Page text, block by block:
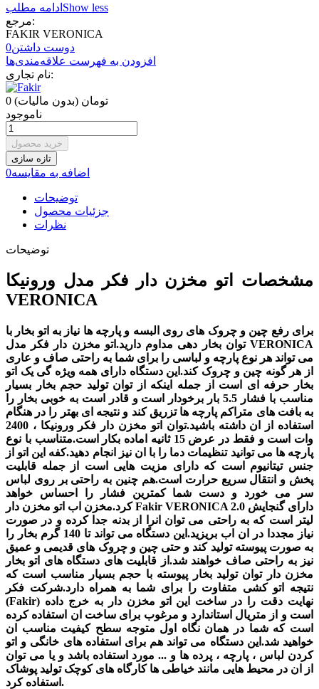
ادامه مطلب Show less
مرجع:
FAKIR VERONICA
دوست داشتن0
افزودن به فهرست علاقه‌مندی‌ها
نام تجاری:
0 تومان (بدون مالیات)
ناموجود
خرید محصول
اضافه به مقایسه0
توضیحات
جزئیات محصول
نظرات
توضیحات
مشخصات اتو مخزن دار فکر مدل ورونیکا
VERONICA
برای رفع چین و چروک های روی البسه و پارچه ها نیاز به اتو بخار با
توان بخار دهی مداوم دارید.اتو مخزن دار فکر مدل VERONICA
می تواند هر نوع پارچه و لباسی را برای شما به راحتی صاف و عاری
از هر گونه چین و چروک کند.این دستگاه دارای همه ویژه گی یک اتو
بخار حرفه ای است از جمله اینکه از توان تولید حجم بخار بسیار
مناسب با فشار 5.5 بار برخودار است و قادر است به خوبی بخار را
به بافت های متراکم پارچه ها تزریق کند و نتیجه ای بهتر را در هنگام
استفاده از ان داشته باشید.توان اتو مخزن دار فکر ورونیکا ، 2400
وات است و فقط در عرض 15 ثانیه اماده بکار است.متناسب با نوع
پارچه ها می توانید تنظیمات دما را با ان نیز انجام دهید.کفه این اتو از
جنس تیتانیوم است که دارای مزیت هایی است از جمله قابلیت
پخش و انتقال سریع حرارت است.هم چنین به راحتی بر روی لباس
سر می خورد و دست شما کمترین فشار را احساس خواهد
کرد.مخزن اب اتو مخزن دار Fakir VERONICA دارای گنجایش 2.0
لیتر است که به راحتی می توان انرا از بدنه جدا کرده و در صورت
نیاز مجددا در ان اب بریزید.این دستگاه می تواند تا 140 گرم بخار را
به صورت پیوسته تولید کند و حتی چین و چروک های قدیمی و عمیق
نیز به راحتی صاف خواهند شد.از قابلیت های دستگاه های اتو بخار
مخزن دار توان تولید بخار پیوسته با حجم بسیار مناسب است که
نتیجه اتو کشی متفاوت را برای شما به همراه دارد.شرکت فکر
(Fakir) نهایت دقت را در ساخت این اتو مخزن دار به خرج داده
است و از متریال استاندارد و مرغوب برای ساخت ان استفاده کرده
است که شما در همان نگاه اول متوجه سطح کیفیت مناسب ان
خواهید شد.این دستگاه می تواند هم برای استفاده های خانگی و اتو
کردن لباس ، پارچه ، پرده ها و ... مورد استفاده باشد و یا می توان
از ان در محیط هایی مانند خیاطی ها کارگاه های کوچک تولید پوشاک
استفاده کرد.